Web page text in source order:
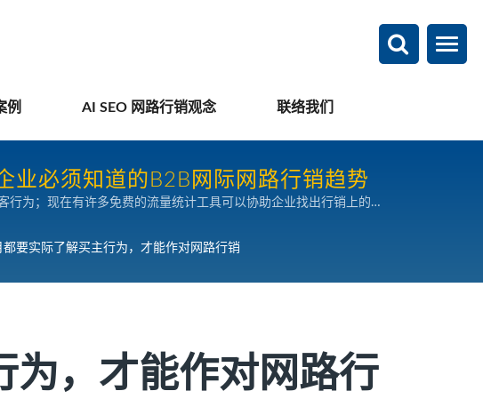
例 AI SEO 网路行销观念 联络我们
业必须知道的B2B网际网路行销趋势
为；现在有许多免费的流量统计工具可以协助企业找出行销上的瓶
要实际了解买主行为，才能作对网路行销
为，才能作对网路行